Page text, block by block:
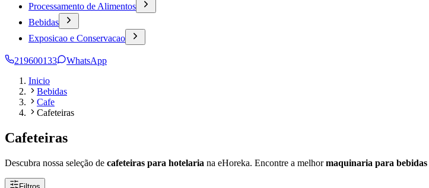
Processamento de Alimentos
Bebidas
Exposicao e Conservacao
219600133
WhatsApp
Inicio
Bebidas
Cafe
Cafeteiras
Cafeteiras
Descubra nossa seleção de cafeteiras para hotelaria na eHoreka. Encontre a melhormaquinaria para bebidas